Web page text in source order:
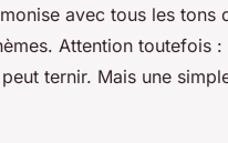
avec tous les tons
Attention toutefois :
ternir. Mais une